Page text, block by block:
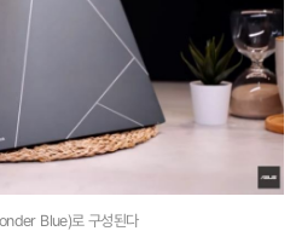
Blue)로 구성된다